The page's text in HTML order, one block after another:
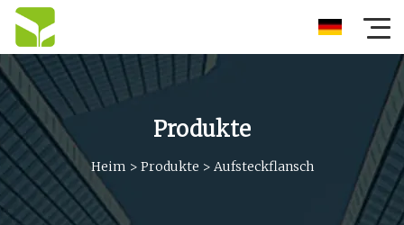
Produkte
Heim > Produkte > Aufsteckflansch